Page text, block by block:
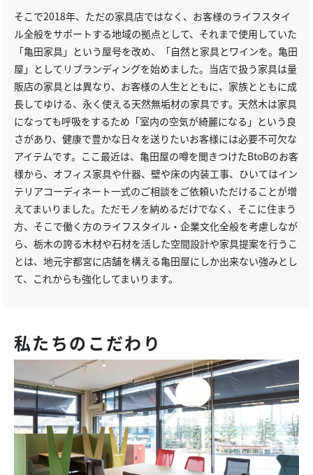
そこで2018年、ただの家具店ではなく、お客様のライフスタイ
ル全般をサポートする地域の拠点として、それまで使用していた
「亀田家具」という屋号を改め、「自然と家具とワインを。亀田
屋」としてリブランディングを始めました。当店で扱う家具は量
販店の家具とは異なり、お客様の人生とともに、家族とともに成
長してゆける、永く使える天然無垢材の家具です。天然木は家具
になっても呼吸をするため「室内の空気が綺麗になる」という良
さがあり、健康で豊かな日々を送りたいお客様には必要不可欠な
アイテムです。ここ最近は、亀田屋の噂を聞きつけたBtoBのお客
様から、オフィス家具や什器、壁や床の内装工事、ひいてはイン
テリアコーディネート一式のご相談をご依頼いただけることが増
えてまいりました。ただモノを納めるだけでなく、そこに住まう
方、そこで働く方のライフスタイル・企業文化全般を考慮しなが
ら、栃木の誇る木材や石材を活した空間設計や家具提案を行うこ
とは、地元宇都宮に店舗を構える亀田屋にしか出来ない強みとし
て、これからも強化してまいります。
私たちのこだわり